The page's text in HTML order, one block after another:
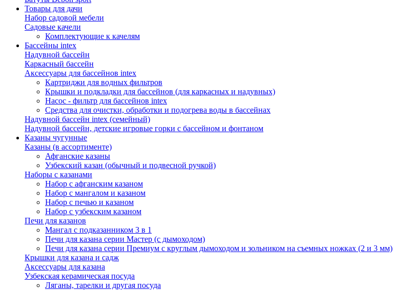
Товары для дачи
Набор садовой мебели
Садовые качели
Комплектующие к качелям
Бассейны intex
Надувной бассейн
Каркасный бассейн
Аксессуары для бассейнов intex
Картриджи для водных фильтров
Крышки и подкладки для бассейнов (для каркасных и надувных)
Насос - фильтр для бассейнов intex
Средства для очистки, обработки и подогрева воды в бассейнах
Надувной бассейн intex (семейный)
Надувной бассейн, детские игровые горки с бассейном и фонтаном
Казаны чугунные
Казаны (в ассортименте)
Афганские казаны
Узбекский казан (обычный и подвесной ручкой)
Наборы с казанами
Набор с афганским казаном
Набор с мангалом и казаном
Набор с печью и казаном
Набор с узбекским казаном
Печи для казанов
Мангал с подказанником 3 в 1
Печи для казана серии Мастер (с дымоходом)
Печи для казана серии Премиум с круглым дымоходом и зольником на съемных ножках (2 и 3 мм)
Крышки для казана и садж
Аксессуары для казана
Узбекская керамическая посуда
Ляганы, тарелки и другая посуда